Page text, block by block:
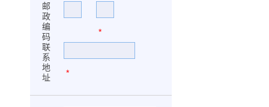
邮
政
编
码
*
联
系
地
址
*